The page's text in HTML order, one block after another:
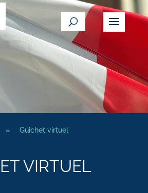
» Guichet virtuel
VIRTUEL